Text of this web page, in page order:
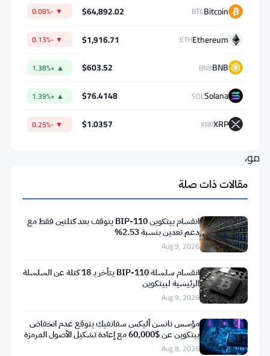
وهو
عنوان
مو،
الداعم
الصريح
لبيتكوين،
أطلق
هذا
التصريح
رغم
جدار
من
الشكوك
Bitcoin
BTC
$64,892.02
▼ -0.08%
Ethereum
ETH
$1,916.71
▼ -0.13%
BNB
BNB
$603.52
▲ +1.38%
Solana
SOL
$76.4148
▲ +1.39%
XRP
XRP
$1.0357
▼ -0.25%
مقالات ذات صلة
انقسام بيتكوين BIP-110 يتوقف بعد كتلتين فقط مع
دعم تعدين بنسبة 2.53%
Aug 9, 2026
انقسام سلسلة BIP-110 يتأخر بـ 18 كتلة عن السلسلة
الرئيسية لبيتكوين
Aug 9, 2026
مؤسس نانسن أليكس سفانفيك يتوقع عدم انخفاض
بيتكوين عن $60,000 مع إعادة تشكيل الأصول المرمزة
للبلوكتشين
Aug 8, 2026